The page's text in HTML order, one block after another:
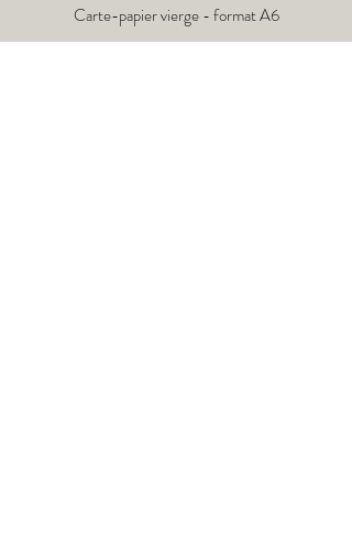
Carte-papier vierge - format A6